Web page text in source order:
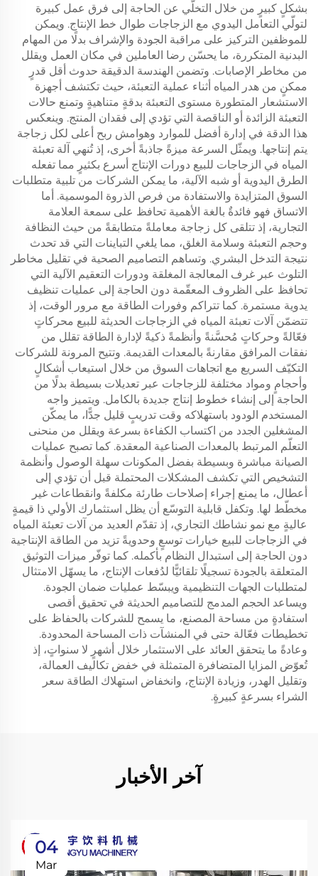
بشكلٍ كبيرٍ من خلال التخلّي عن الحاجة إلى فرق عمل كبيرة
لتولّي التعامل اليدوي مع الزجاجات طوال خط الإنتاج. ويمكن
للموظفين التركيز على مراقبة الجودة والإشراف بدلًا من المهام
البدنية المتكررة، ما يحسّن رضا العاملين في مكان العمل ويقلل
من مخاطر الإصابات. وتضمن الهندسة الدقيقة حدوث أقل قدرٍ
ممكنٍ من هدر المياه أثناء عملية التعبئة، حيث تكتشف أجهزة
الاستشعار المتطورة مستوى التعبئة بدقةٍ متناهيةٍ وتمنع حالات
التعبئة الزائدة أو الناقصة التي تؤدي إلى فقدان المنتج. وينعكس
هذا الدقة في إدارة أفضل للموارد وهوامش ربح أعلى لكل زجاجة
يتم إنتاجها. ويمثّل السرعة ميزةً جاذبةً أخرى، إذ تُنهي آلة تعبئة
المياه في الزجاجات للبيع دورات الإنتاج أسرع بكثيرٍ مما تفعله
الطرق اليدوية أو شبه الآلية، ما يمكن الشركات من تلبية متطلبات
السوق المتزايدة والاستفادة من فرص الذروة الموسمية. أما
الاتساق فهو فائدةٌ بالغة الأهمية تحافظ على سمعة العلامة
التجارية، إذ تتلقى كل زجاجة معاملةً متطابقةً من حيث النظافة
وحجم التعبئة وسلامة الغلق، مما يلغي التباينات التي قد تحدث
نتيجة التدخل البشري. وتساهم التصاميم الصحية في تقليل مخاطر
التلوث عبر غرف المعالجة المغلقة ودورات التعقيم الآلية التي
تحافظ على الظروف المعقّمة دون الحاجة إلى عمليات تنظيف
يدوية مستمرة. كما تتراكم وفورات الطاقة مع مرور الوقت، إذ
تتضمّن آلات تعبئة المياه في الزجاجات الحديثة للبيع محركاتٍ
فعّالةً وحركاتٍ مُحسَّنةً وأنظمةً ذكيةً لإدارة الطاقة تقلل من
نفقات المرافق مقارنةً بالمعدات القديمة. وتتيح المرونة للشركات
التكيّف السريع مع اتجاهات السوق من خلال استيعاب أشكالٍ
وأحجامٍ ومواد مختلفة للزجاجات عبر تعديلات بسيطة بدلًا من
الحاجة إلى إنشاء خطوط إنتاج جديدة بالكامل. ويتميز واجه
المستخدم الودود باستهلاكه وقت تدريبٍ قليل جدًّا، ما يمكّن
المشغلين الجدد من اكتساب الكفاءة بسرعة ويقلل من منحنى
التعلّم المرتبط بالمعدات الصناعية المعقدة. كما تصبح عمليات
الصيانة مباشرة وبسيطة بفضل المكونات سهلة الوصول وأنظمة
التشخيص التي تكشف المشكلات المحتملة قبل أن تؤدي إلى
أعطال، ما يمنع إجراء إصلاحات طارئة مكلفةً وانقطاعات غير
مخطّط لها. وتكفل قابلية التوسّع أن يظل استثمارك الأولي ذا قيمةٍ
عاليةٍ مع نمو نشاطك التجاري، إذ تقدّم العديد من آلات تعبئة المياه
في الزجاجات للبيع خيارات توسعٍ وحدويةً تزيد من الطاقة الإنتاجية
دون الحاجة إلى استبدال النظام بأكمله. كما توفّر ميزات التوثيق
المتعلقة بالجودة تسجيلًا تلقائيًّا لدُفعات الإنتاج، ما يسهّل الامتثال
لمتطلبات الجهات التنظيمية ويبسّط عمليات ضمان الجودة.
ويساعد الحجم المدمج للتصاميم الحديثة في تحقيق أقصى
استفادةٍ من مساحة المصنع، ما يسمح للشركات بالحفاظ على
تخطيطات فعّالة حتى في المنشآت ذات المساحة المحدودة.
وعادةً ما يتحقق العائد على الاستثمار خلال أشهرٍ لا سنواتٍ، إذ
تُعوّض المزايا المتضافرة المتمثلة في خفض تكاليف العمالة،
وتقليل الهدر، وزيادة الإنتاج، وانخفاض استهلاك الطاقة سعر
الشراء بسرعةٍ كبيرةٍ.
آخر الأخبار
04
Mar